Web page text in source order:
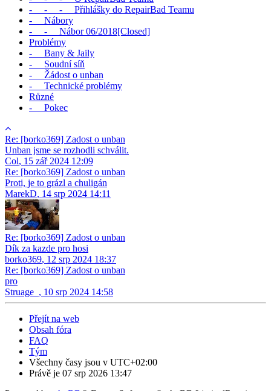
- - - Přihlášky do RepairBad Teamu
- Nábory
- - Nábor 06/2018[Closed]
Problémy
- Bany & Jaily
- Soudní síň
- Žádost o unban
- Technické problémy
Různé
- Pokec
Re: [borko369] Zadost o unban
Unban jsme se rozhodli schválit.
Col, 15 zář 2024 12:09
Re: [borko369] Zadost o unban
Proti, je to grázl a chuligán
MarekD, 14 srp 2024 14:11
Re: [borko369] Zadost o unban
Dík za kazde pro hosi
borko369, 12 srp 2024 18:37
Re: [borko369] Zadost o unban
pro
Struage_ , 10 srp 2024 14:58
Přejít na web
Obsah fóra
FAQ
Tým
Všechny časy jsou v UTC+02:00
Právě je 07 srp 2026 13:47